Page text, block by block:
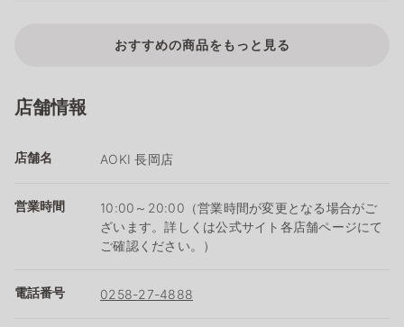
おすすめの商品をもっと見る
店舗情報
店舗名 AOKI 長岡店
営業時間
10:00～20:00（営業時間が変更となる場合がご
ざいます。詳しくは公式サイト各店舗ページにて
ご確認ください。）
電話番号 0258-27-4888